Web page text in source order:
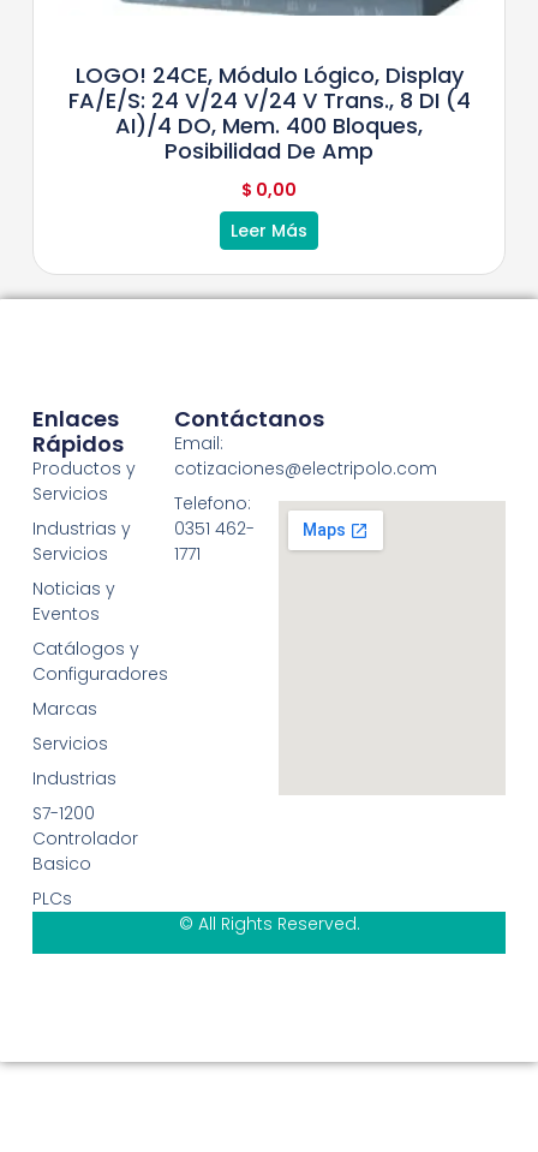
LOGO! 24CE, Módulo Lógico, Display
FA/E/S: 24 V/24 V/24 V Trans., 8 DI (4
AI)/4 DO, Mem. 400 Bloques,
Posibilidad De Amp
$ 0,00
Leer Más
Enlaces
Rápidos
Productos y
Servicios
Industrias y
Servicios
Noticias y
Eventos
Catálogos y
Configuradores
Marcas
Servicios
Industrias
S7-1200
Controlador
Basico
PLCs
Contáctanos
Email:
cotizaciones@electripolo.com
Telefono:
0351 462-
1771
© All Rights Reserved.